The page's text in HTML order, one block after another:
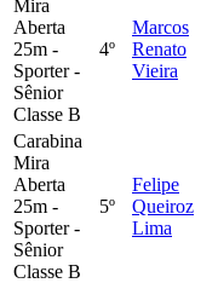
Mira
Aberta
25m -
Sporter -
Sênior
Classe B
4º
Marcos
Renato
Vieira
Carabina
Mira
Aberta
25m -
Sporter -
Sênior
Classe B
5º
Felipe
Queiroz
Lima